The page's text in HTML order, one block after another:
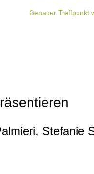
Genauer Treffpunkt
Stefanie